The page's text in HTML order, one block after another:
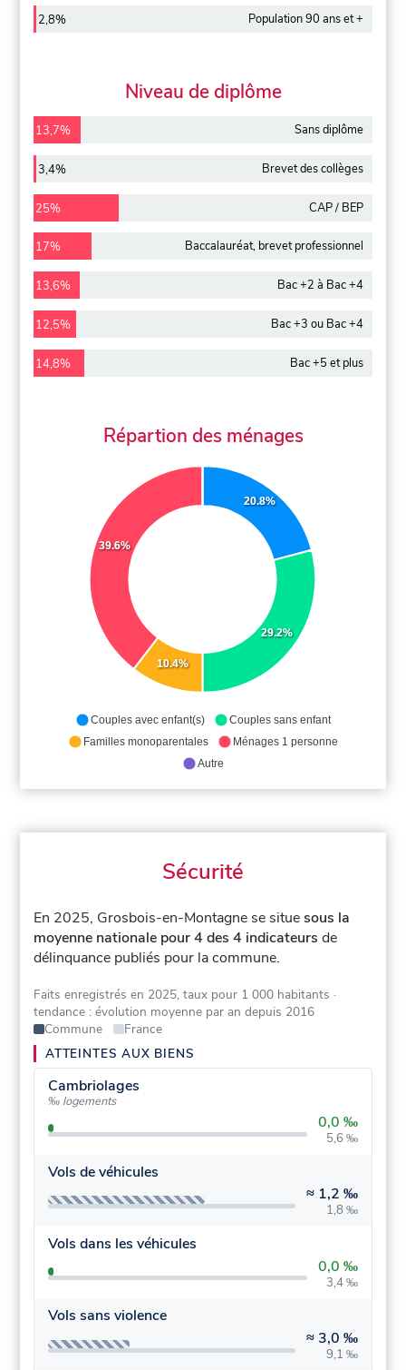
2,8% Population 90 ans et +
Niveau de diplôme
13,7% Sans diplôme
3,4% Brevet des collèges
25% CAP / BEP
17% Baccalauréat, brevet professionnel
13,6% Bac +2 à Bac +4
12,5% Bac +3 ou Bac +4
14,8% Bac +5 et plus
Répartion des ménages
20.8%
29.2%
10.4%
39.6%
Couples avec enfant(s)
Couples sans enfant
Familles monoparentales
Ménages 1 personne
Autre
Sécurité
En 2025, Grosbois-en-Montagne se situesous la
moyenne nationale pour 4 des 4 indicateurs de
délinquance publiés pour la commune.
Faits enregistrés en 2025, taux pour 1 000 habitants ·
tendance : évolution moyenne par an depuis 2016
Commune
France
ATTEINTES AUX BIENS
Cambriolages
‰ logements
0,0 ‰
5,6 ‰
Vols de véhicules
≈ 1,2 ‰
1,8 ‰
Vols dans les véhicules
0,0 ‰
3,4 ‰
Vols sans violence
≈ 3,0 ‰
9,1 ‰